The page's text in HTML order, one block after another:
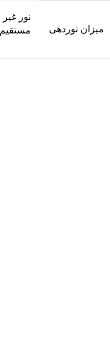
میزان نوردهی
نور غیر
مستقیم